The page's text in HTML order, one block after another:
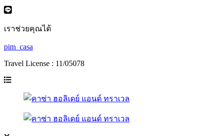
เราช่วยคุณได้
pim_casa
Travel License : 11/05078